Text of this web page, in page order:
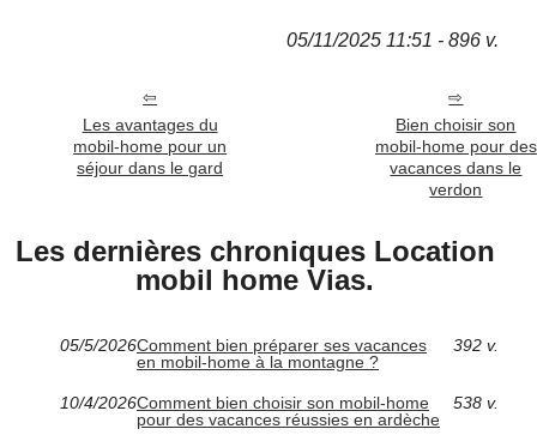
05/11/2025 11:51 - 896 v.
Les avantages du
mobil-home pour un
séjour dans le gard
Bien choisir son
mobil-home pour des
vacances dans le
verdon
Les dernières chroniques Location
mobil home Vias.
05/5/2026Comment bien préparer ses vacances
en mobil-home à la montagne ?
392 v.
10/4/2026Comment bien choisir son mobil-home
pour des vacances réussies en ardèche
538 v.